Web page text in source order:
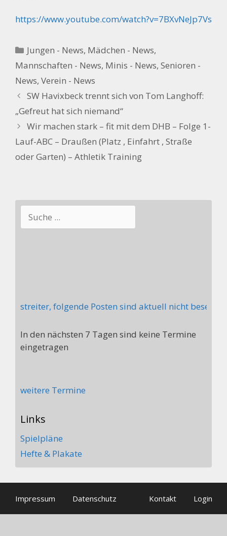
https://www.youtube.com/watch?v=7BXvNeJp7Vs
Kategorien
Jungen - News, Mädchen - News,
Mannschaften - News, Minis - News, Senioren -
News, Verein - News
SW Havixbeck trennt sich von Tom Langhoff:
„Gefreut hat sich niemand“
Wir machen stark – fit mit dem DHB – Folge 1-
Lauf-ABC – Draußen (Platz , Einfahrt , Straße
oder Garten) – Athletik Training
folgende Posten sind aktuell nicht besetzt:
In den nächsten 7 Tagen sind keine Termine
eingetragen
weitere Termine
Links
Spielpläne
Hefte & Plakate
Impressum Datenschutz Kontakt Login